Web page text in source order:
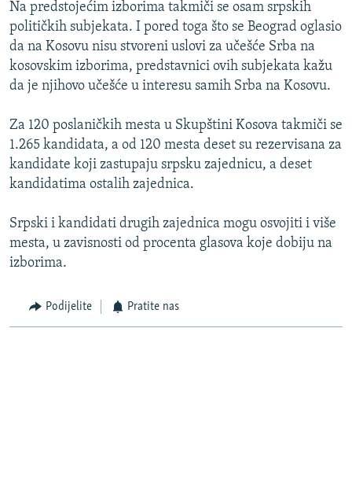
Na predstojećim izborima takmiči se osam srpskih
političkih subjekata. I pored toga što se Beograd oglasio
da na Kosovu nisu stvoreni uslovi za učešće Srba na
kosovskim izborima, predstavnici ovih subjekata kažu
da je njihovo učešće u interesu samih Srba na Kosovu.
Za 120 poslaničkih mesta u Skupštini Kosova takmiči se
1.265 kandidata, a od 120 mesta deset su rezervisana za
kandidate koji zastupaju srpsku zajednicu, a deset
kandidatima ostalih zajednica.
Srpski i kandidati drugih zajednica mogu osvojiti i više
mesta, u zavisnosti od procenta glasova koje dobiju na
izborima.
Podijelite Pratite nas